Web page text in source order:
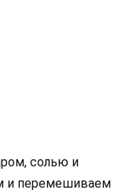
солью и
и перемешиваем